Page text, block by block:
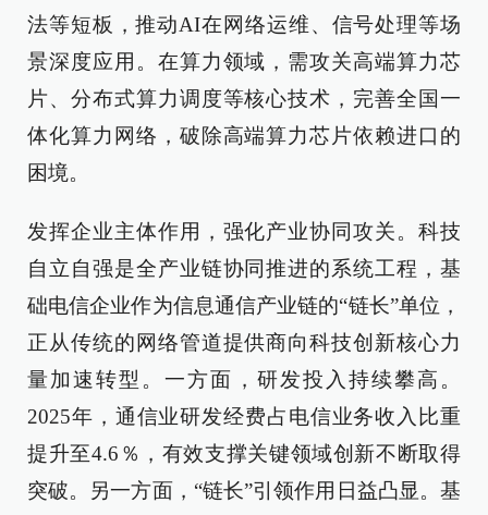
法等短板，推动AI在网络运维、信号处理等场
景深度应用。在算力领域，需攻关高端算力芯
片、分布式算力调度等核心技术，完善全国一
体化算力网络，破除高端算力芯片依赖进口的
困境。
发挥企业主体作用，强化产业协同攻关。科技
自立自强是全产业链协同推进的系统工程，基
础电信企业作为信息通信产业链的“链长”单位，
正从传统的网络管道提供商向科技创新核心力
量加速转型。一方面，研发投入持续攀高。
2025年，通信业研发经费占电信业务收入比重
提升至4.6％，有效支撑关键领域创新不断取得
突破。另一方面，“链长”引领作用日益凸显。基